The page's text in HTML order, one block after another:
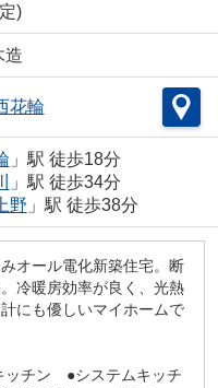
)
造
花輪
」駅 徒歩18分
」駅 徒歩34分
野 」駅 徒歩38分
オール電化新築住宅。断
冷暖房効率が良く、光熱
にも優しいマイホームで
チン ●システムキッチ